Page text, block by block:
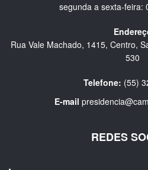
segunda a sexta-feira:
Rua Vale Machado, 1415, Centro,
530
Telefone: (55)
E-mail
REDES